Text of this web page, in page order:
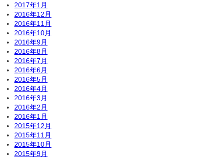
2017年1月
2016年12月
2016年11月
2016年10月
2016年9月
2016年8月
2016年7月
2016年6月
2016年5月
2016年4月
2016年3月
2016年2月
2016年1月
2015年12月
2015年11月
2015年10月
2015年9月